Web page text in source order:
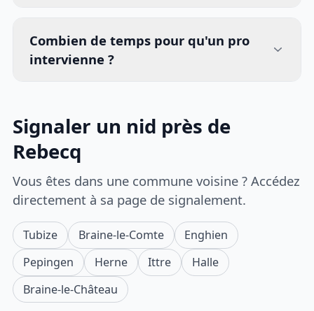
Combien de temps pour qu'un pro
intervienne ?
Signaler un nid près de
Rebecq
Vous êtes dans une commune voisine ? Accédez
directement à sa page de signalement.
Tubize Braine-le-Comte
Enghien
Pepingen
Herne Ittre
Halle
Braine-le-Château